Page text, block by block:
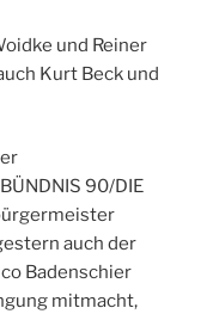
und Reiner
Kurt Beck und
90/DIE
auch der
Badenschier
mitmacht,